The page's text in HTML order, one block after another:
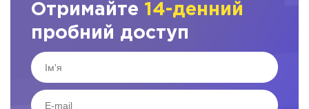
Отримайте 14-денний
пробний доступ